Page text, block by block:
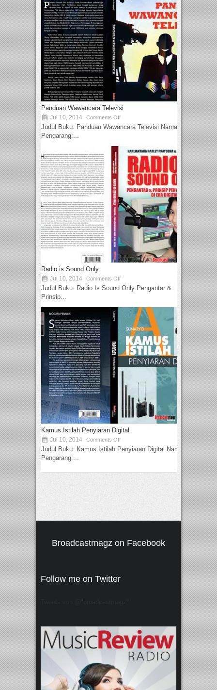
Panduan Wawancara Televisi
Jul 10, 2014 Comments Off
Judul Buku: Panduan Wawancara Televisi Nama
Pengarang:...
Radio is Sound Only
Jul 10, 2014 Comments Off
Judul Buku: Radio Is Sound Only Pengantar &
Prinsip...
Kamus Istilah Penyiaran Digital
Jul 10, 2014 Comments Off
Judul Buku: Kamus Istilah Penyiaran Digital Nama
Pengarang:...
Broadcastmagz on Facebook
Follow me on Twitter